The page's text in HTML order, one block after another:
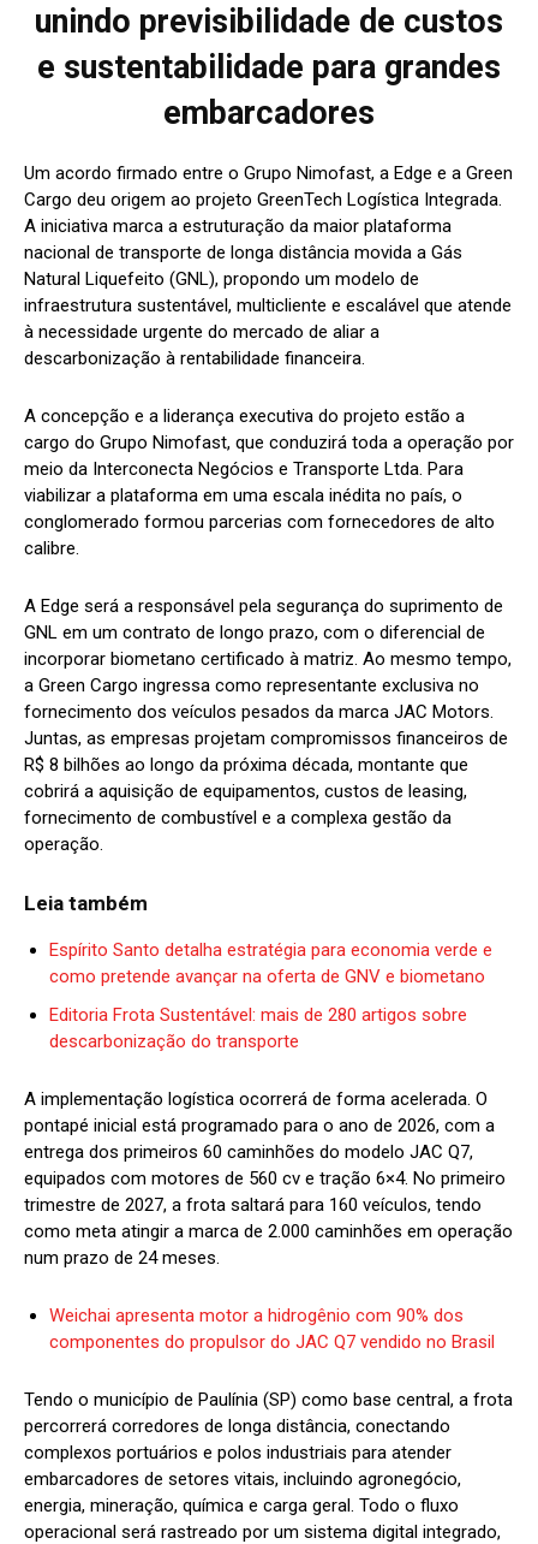
unindo previsibilidade de custos
e sustentabilidade para grandes
embarcadores
Um acordo firmado entre o Grupo Nimofast, a Edge e a Green
Cargo deu origem ao projeto GreenTech Logística Integrada.
A iniciativa marca a estruturação da maior plataforma
nacional de transporte de longa distância movida a Gás
Natural Liquefeito (GNL), propondo um modelo de
infraestrutura sustentável, multicliente e escalável que atende
à necessidade urgente do mercado de aliar a
descarbonização à rentabilidade financeira.
A concepção e a liderança executiva do projeto estão a
cargo do Grupo Nimofast, que conduzirá toda a operação por
meio da Interconecta Negócios e Transporte Ltda. Para
viabilizar a plataforma em uma escala inédita no país, o
conglomerado formou parcerias com fornecedores de alto
calibre.
A Edge será a responsável pela segurança do suprimento de
GNL em um contrato de longo prazo, com o diferencial de
incorporar biometano certificado à matriz. Ao mesmo tempo,
a Green Cargo ingressa como representante exclusiva no
fornecimento dos veículos pesados da marca JAC Motors.
Juntas, as empresas projetam compromissos financeiros de
R$ 8 bilhões ao longo da próxima década, montante que
cobrirá a aquisição de equipamentos, custos de leasing,
fornecimento de combustível e a complexa gestão da
operação.
Leia também
Espírito Santo detalha estratégia para economia verde e
como pretende avançar na oferta de GNV e biometano
Editoria Frota Sustentável: mais de 280 artigos sobre
descarbonização do transporte
A implementação logística ocorrerá de forma acelerada. O
pontapé inicial está programado para o ano de 2026, com a
entrega dos primeiros 60 caminhões do modelo JAC Q7,
equipados com motores de 560 cv e tração 6×4. No primeiro
trimestre de 2027, a frota saltará para 160 veículos, tendo
como meta atingir a marca de 2.000 caminhões em operação
num prazo de 24 meses.
Weichai apresenta motor a hidrogênio com 90% dos
componentes do propulsor do JAC Q7 vendido no Brasil
Tendo o município de Paulínia (SP) como base central, a frota
percorrerá corredores de longa distância, conectando
complexos portuários e polos industriais para atender
embarcadores de setores vitais, incluindo agronegócio,
energia, mineração, química e carga geral. Todo o fluxo
operacional será rastreado por um sistema digital integrado,